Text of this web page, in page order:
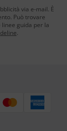
via e-mail. È
Può trovare
guida per la
.